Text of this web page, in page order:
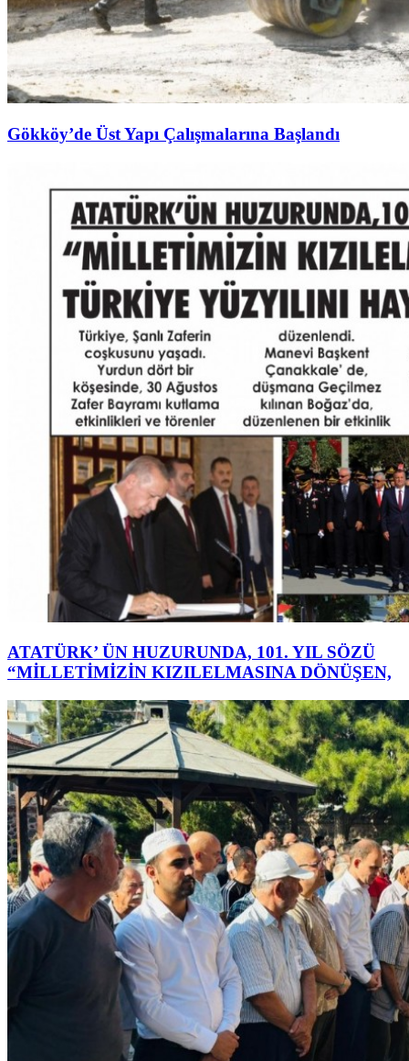
Gökköy’de Üst Yapı Çalışmalarına Başlandı
ATATÜRK’ ÜN HUZURUNDA, 101. YIL SÖZÜ
“MİLLETİMİZİN KIZILELMASINA DÖNÜŞEN,